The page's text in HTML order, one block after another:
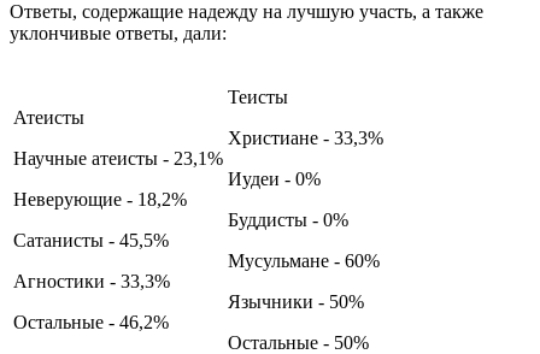
Ответы, содержащие надежду на лучшую участь, а также
уклончивые ответы, дали:
Атеисты
Научные атеисты - 23,1%
Неверующие - 18,2%
Сатанисты - 45,5%
Агностики - 33,3%
Остальные - 46,2%
Теисты
Христиане - 33,3%
Иудеи - 0%
Буддисты - 0%
Мусульмане - 60%
Язычники - 50%
Остальные - 50%